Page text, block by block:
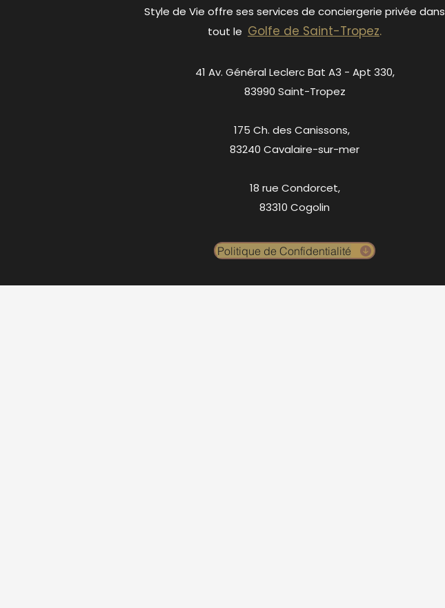
Style de Vie offre ses services de conciergerie privée dans
tout le Golfe de Saint-Tropez.
41 Av. Général Leclerc Bat A3 - Apt 330,
83990 Saint-Tropez
175 Ch. des Canissons,
83240 Cavalaire-sur-mer
18 rue Condorcet,
83310 Cogolin
Politique de Confidentialité